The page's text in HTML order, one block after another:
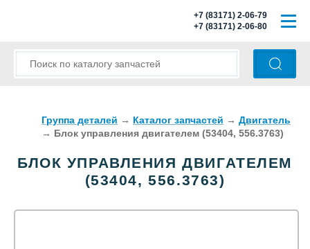
Группа деталей → Каталог запчастей → Двигатель
→ Блок управления двигателем (53404, 556.3763)
БЛОК УПРАВЛЕНИЯ ДВИГАТЕЛЕМ
(53404, 556.3763)
+7 (83171) 2-06-79
+7 (83171) 2-06-80
КАТАЛОГ ЗАПЧАСТЕЙ
ОПЛАТА И ДОСТАВКА
КОНТАКТЫ